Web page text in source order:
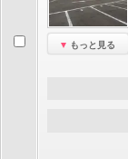
もっと見る